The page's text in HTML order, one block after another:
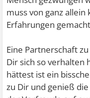
muss von ganz
Erfahrungen
Eine Partnerschaft
Dir sich so verhalten
hättest ist ein
zu Dir und genieß